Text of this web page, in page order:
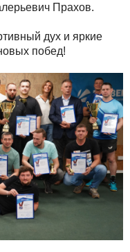
Прахов.
дух и яркие
побед!